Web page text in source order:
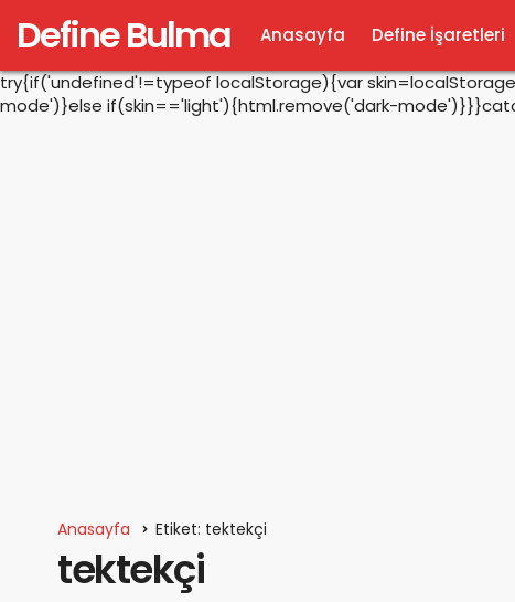
try{if('undefined'!=typeof localStorage){var
mode')}else if(skin=='light'){html.remove('dark-
Define Bulma Anasayfa Define İşaretleri
Anasayfa Etiket: tektekçi
tektekçi